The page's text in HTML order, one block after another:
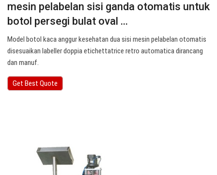
mesin pelabelan sisi ganda otomatis untuk
botol persegi bulat oval ...
Model botol kaca anggur kesehatan dua sisi mesin pelabelan otomatis
disesuaikan labeller doppia etichettatrice retro automatica dirancang
dan manuf.
Get Best Quote